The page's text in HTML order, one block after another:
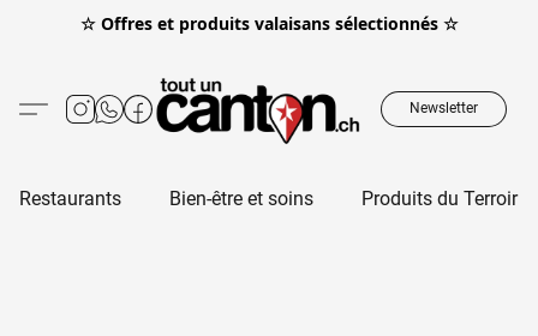
☆ Offres et produits valaisans sélectionnés ☆
Newsletter
Restaurants Bien-être et soins Produits du Terroir